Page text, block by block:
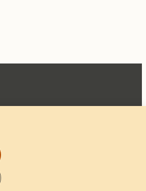
for informasjonskapsler